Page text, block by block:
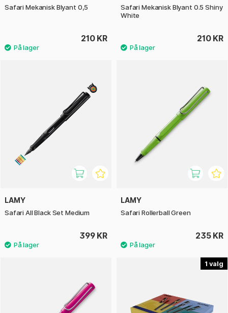
Safari Mekanisk Blyant 0,5
210 KR
Safari Mekanisk Blyant 0.5 Shiny
White
210 KR
LAMY
Safari All Black Set Medium
399 KR
LAMY
Safari Rollerball Green
235 KR
1